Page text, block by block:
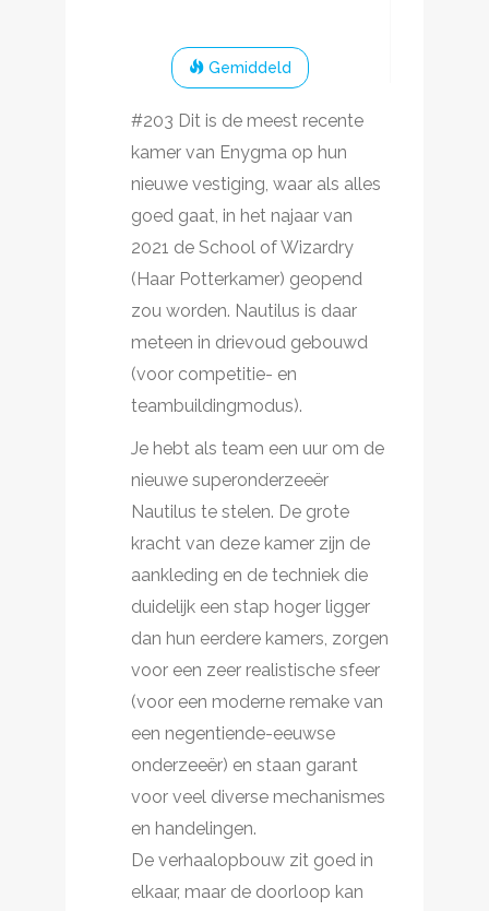
Gemiddeld
#203 Dit is de meest recente
kamer van Enygma op hun
nieuwe vestiging, waar als alles
goed gaat, in het najaar van
2021 de School of Wizardry
(Haar Potterkamer) geopend
zou worden. Nautilus is daar
meteen in drievoud gebouwd
(voor competitie- en
teambuildingmodus).
Je hebt als team een uur om de
nieuwe superonderzeeër
Nautilus te stelen. De grote
kracht van deze kamer zijn de
aankleding en de techniek die
duidelijk een stap hoger ligger
dan hun eerdere kamers, zorgen
voor een zeer realistische sfeer
(voor een moderne remake van
een negentiende-eeuwse
onderzeeër) en staan garant
voor veel diverse mechanismes
en handelingen.
De verhaalopbouw zit goed in
elkaar, maar de doorloop kan